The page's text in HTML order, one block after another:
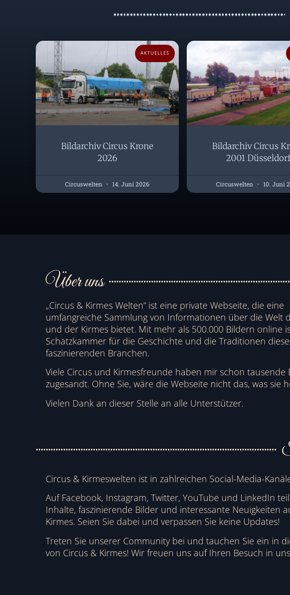
AKTUELLES
Bildarchiv Circus Krone
2026
Circuswelten 14. Juni 2026
Bildarchiv Circus
2001 Düsseldorf
Circuswelten 10. Juni
Über uns
„Circus & Kirmes Welten“ ist eine private Webseite, die eine
umfangreiche Sammlung von Informationen über die Welt
und der Kirmes bietet. Mit mehr als 500.000 Bildern online
Schatzkammer für die Geschichte und die Traditionen
faszinierenden Branchen.
Viele Circus und Kirmesfreunde haben mir schon tausende
zugesandt. Ohne Sie, wäre die Webseite nicht das, was sie
Vielen Dank an dieser Stelle an alle Unterstützer.
Circus & Kirmeswelten ist in zahlreichen Social-Media-
Auf Facebook, Instagram, Twitter, YouTube und LinkedIn
Inhalte, faszinierende Bilder und interessante Neuigkeiten
Kirmes. Seien Sie dabei und verpassen Sie keine Updates!
Treten Sie unserer Community bei und tauchen Sie ein in
von Circus & Kirmes! Wir freuen uns auf Ihren Besuch in